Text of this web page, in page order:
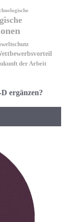
der Arbeit
ergänzen?